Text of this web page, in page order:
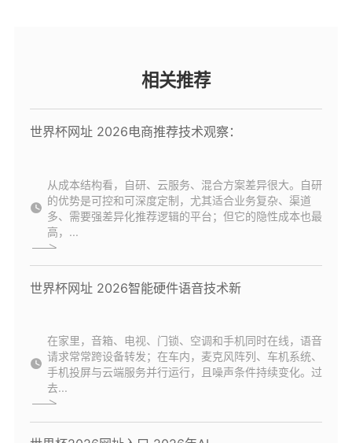
相关推荐
世界杯网址 2026电商推荐技术观察：
从成本结构看，自研、云服务、混合方案差异很大。自研
的优势是可控和可深度定制，尤其适合业务复杂、渠道
多、需要强差异化推荐逻辑的平台；但它的隐性成本也最
高，...
世界杯网址 2026智能硬件语音技术新
在家里，音箱、电视、门锁、空调和手机同时在线，语音
请求常常跨设备转发；在车内，麦克风阵列、车机系统、
手机投屏与云端服务并行运行，且噪声条件持续变化。过
去...